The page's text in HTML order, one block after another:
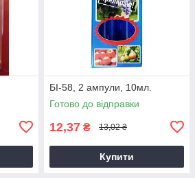
БІ-58, 2 ампули, 10мл.
Готово до відправки
12,37 ₴ 13,02 ₴
Купити